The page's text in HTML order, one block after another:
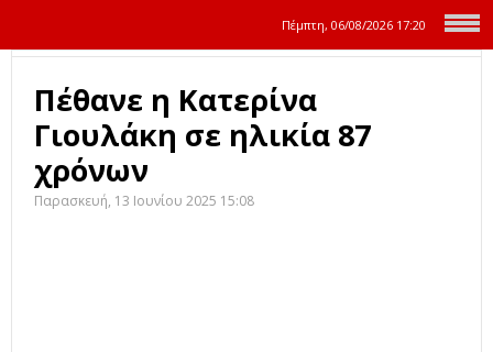
Πέμπτη, 06/08/2026 17:20
Πέθανε η Κατερίνα
Γιουλάκη σε ηλικία 87
χρόνων
Παρασκευή, 13 Ιουνίου 2025 15:08